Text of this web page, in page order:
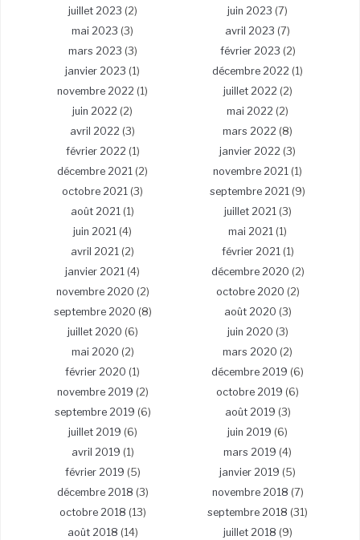
juillet 2023 (2) juin 2023 (7)
mai 2023 (3) avril 2023 (7)
mars 2023 (3) février 2023 (2)
janvier 2023 (1) décembre 2022 (1)
novembre 2022 (1) juillet 2022 (2)
juin 2022 (2) mai 2022 (2)
avril 2022 (3) mars 2022 (8)
février 2022 (1) janvier 2022 (3)
décembre 2021 (2) novembre 2021 (1)
octobre 2021 (3) septembre 2021 (9)
août 2021 (1) juillet 2021(3)
juin 2021 (4) mai 2021 (1)
avril 2021 (2) février 2021(1)
janvier 2021 (4) décembre 2020 (2)
novembre 2020 (2) octobre 2020 (2)
septembre 2020 (8) août 2020 (3)
juillet 2020 (6) juin 2020 (3)
mai 2020 (2) mars 2020 (2)
février 2020 (1) décembre 2019 (6)
novembre 2019 (2) octobre 2019 (6)
septembre 2019 (6) août 2019 (3)
juillet 2019 (6) juin 2019 (6)
avril 2019 (1) mars 2019 (4)
février 2019 (5) janvier 2019 (5)
décembre 2018 (3) novembre 2018 (7)
octobre 2018 (13) septembre 2018 (31)
août 2018 (14) juillet 2018 (9)